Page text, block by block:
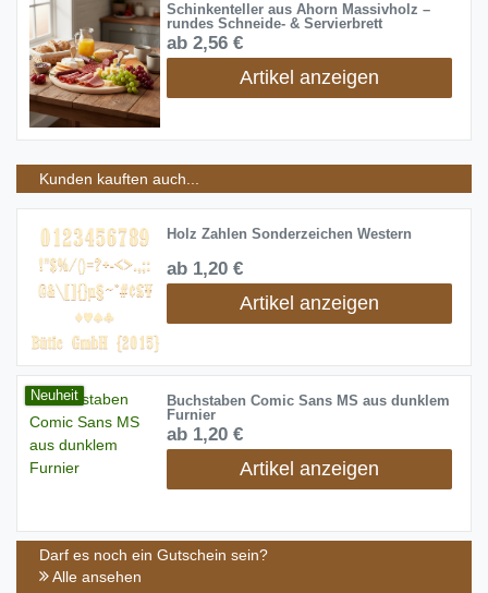
Schinkenteller aus Ahorn Massivholz –
rundes Schneide- & Servierbrett
ab 2,56 €
Artikel anzeigen
Kunden kauften auch...
Holz Zahlen Sonderzeichen Western
ab 1,20 €
Artikel anzeigen
Neuheit
Buchstaben Comic Sans MS aus dunklem
Furnier
ab 1,20 €
Artikel anzeigen
Darf es noch ein Gutschein sein?
Alle ansehen